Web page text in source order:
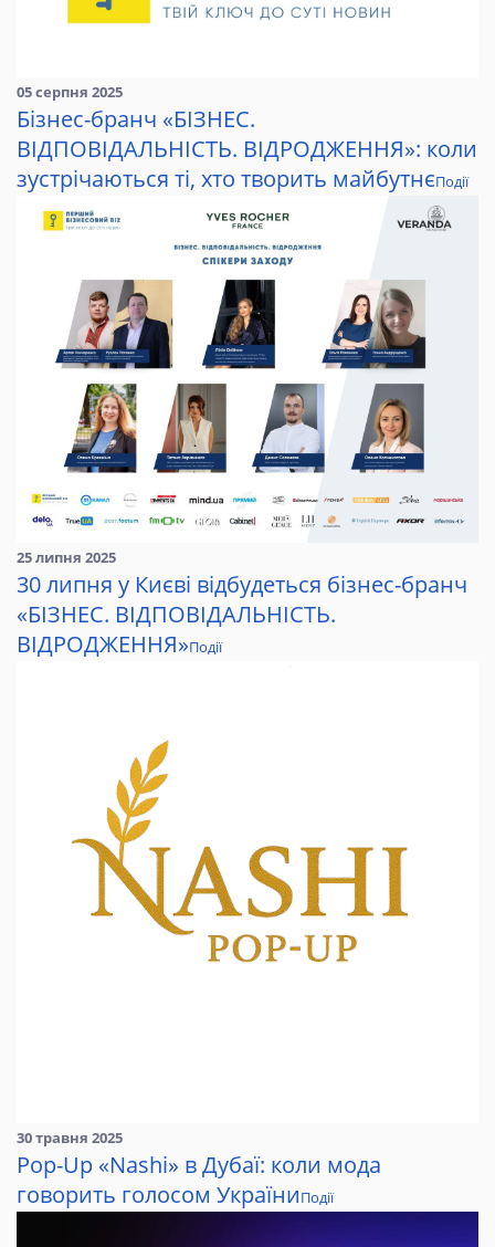
05 серпня 2025
Бізнес-бранч «БІЗНЕС.
ВІДПОВІДАЛЬНІСТЬ. ВІДРОДЖЕННЯ»: коли
зустрічаються ті, хто творить майбутнєПодії
25 липня 2025
30 липня у Києві відбудеться бізнес-бранч
«БІЗНЕС. ВІДПОВІДАЛЬНІСТЬ.
ВІДРОДЖЕННЯ»Події
30 травня 2025
Pop-Up «Nashi» в Дубаї: коли мода
говорить голосом УкраїниПодії